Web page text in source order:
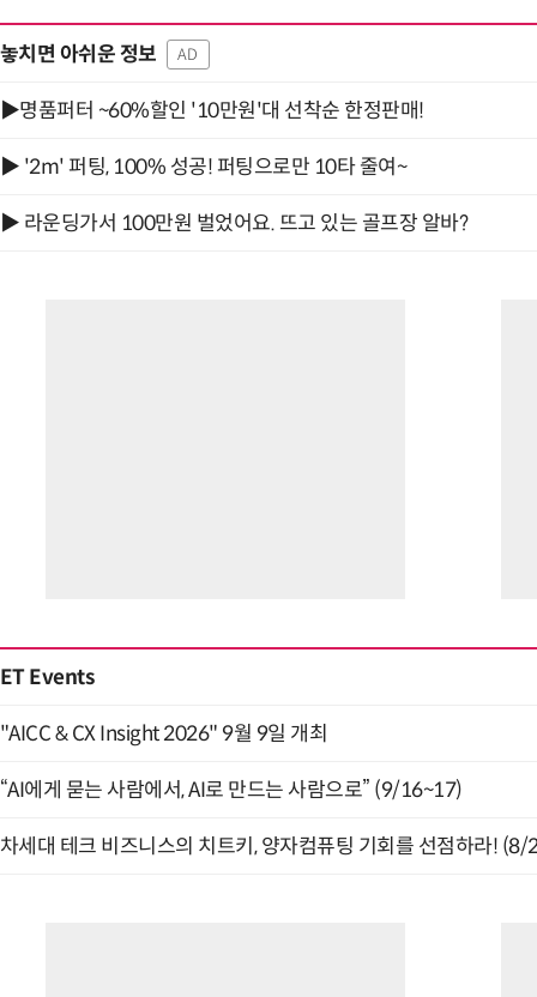
놓치면 아쉬운 정보 AD
▶명품퍼터 ~60%할인 '10만원'대 선착순 한정판매!
▶ '2m' 퍼팅, 100% 성공! 퍼팅으로만 10타 줄여~
▶ 라운딩가서 100만원 벌었어요. 뜨고 있는 골프장 알바?
ET Events
"AICC & CX Insight 2026" 9월 9일 개최
“AI에게 묻는 사람에서, AI로 만드는 사람으로” (9/16~17)
차세대 테크 비즈니스의 치트키, 양자컴퓨팅 기회를 선점하라! (8/